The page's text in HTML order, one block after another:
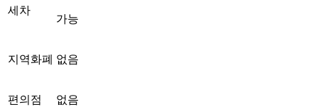
세차
가능
지역화폐 없음
편의점 없음